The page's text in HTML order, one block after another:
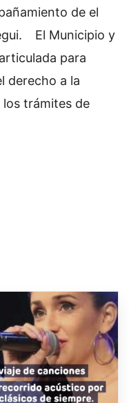
de el
El Municipio y
para
derecho a la
trámites de